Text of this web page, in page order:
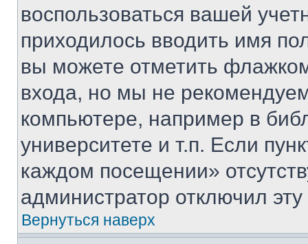
воспользоваться вашей
приходилось вводить имя
вы можете отметить
входа, но мы не
компьютере, например в
университете и т.п. Если
каждом посещении»
администратор отключил
Вернуться наверх